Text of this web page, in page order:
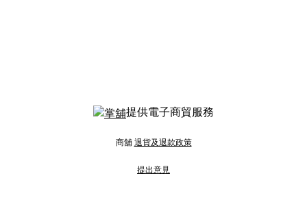
提供電子商貿服務
商舖 退貨及退款政策
提出意見